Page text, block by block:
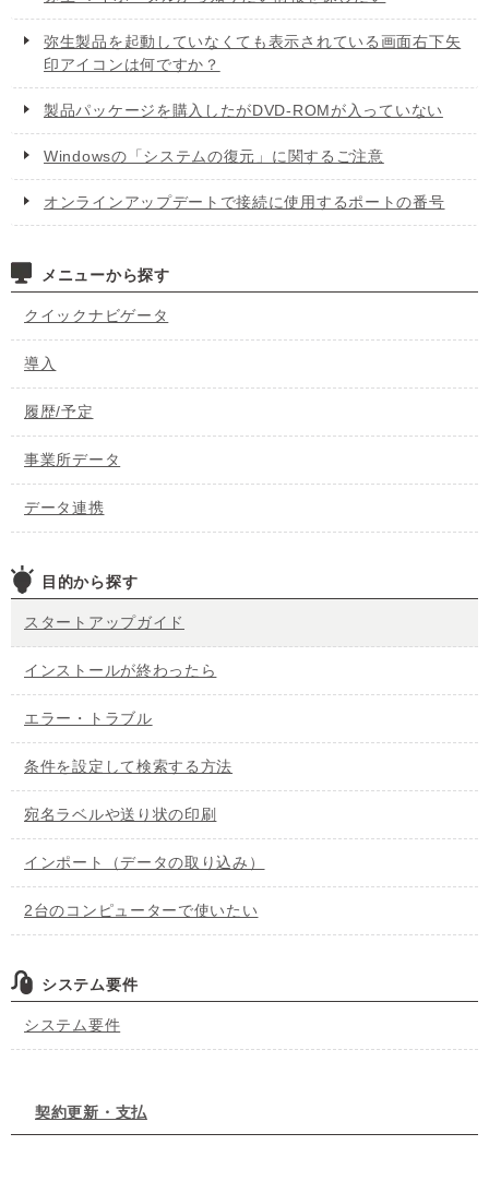
弥生製品を起動していなくても表示されている画面右下矢
印アイコンは何ですか？
製品パッケージを購入したがDVD-ROMが入っていない
Windowsの「システムの復元」に関するご注意
オンラインアップデートで接続に使用するポートの番号
メニューから探す
クイックナビゲータ
導入
履歴/予定
事業所データ
データ連携
目的から探す
スタートアップガイド
インストールが終わったら
エラー・トラブル
条件を設定して検索する方法
宛名ラベルや送り状の印刷
インポート（データの取り込み）
2台のコンピューターで使いたい
システム要件
システム要件
契約更新・支払